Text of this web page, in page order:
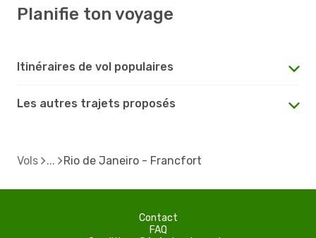
Planifie ton voyage
Itinéraires de vol populaires
Les autres trajets proposés
Vols Rio de Janeiro - Francfort
Contact
FAQ